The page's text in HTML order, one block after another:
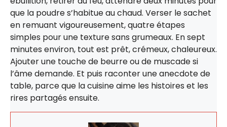
que la poudre s’habitue au chaud. Verser le sachet
en remuant vigoureusement, quatre étapes
simples pour une texture sans grumeaux. En sept
minutes environ, tout est prêt, crémeux, chaleureux.
Ajouter une touche de beurre ou de muscade si
l’âme demande. Et puis raconter une anecdote de
table, parce que la cuisine aime les histoires et les
rires partagés ensuite.